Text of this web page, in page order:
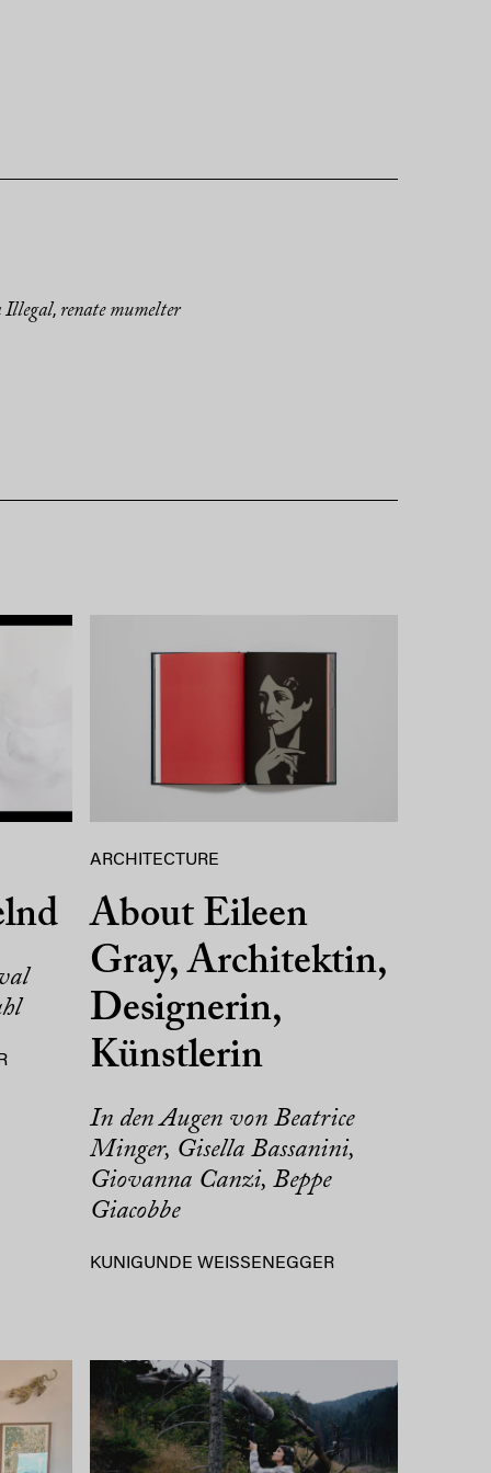
Illegal, renate mumelter
ARCHITECTURE
About Eileen
Gray, Architektin,
Designerin,
Künstlerin
In den Augen von Beatrice
Minger, Gisella Bassanini,
Giovanna Canzi, Beppe
Giacobbe
KUNIGUNDE WEISSENEGGER